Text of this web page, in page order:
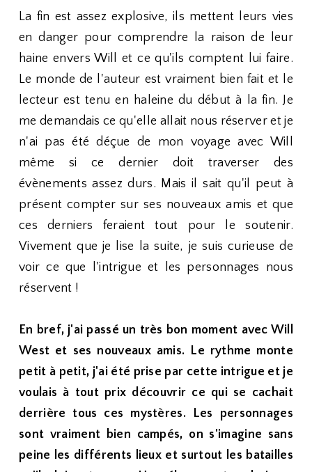
La fin est assez explosive, ils mettent leurs vies
en danger pour comprendre la raison de leur
haine envers Will et ce qu'ils comptent lui faire.
Le monde de l'auteur est vraiment bien fait et le
lecteur est tenu en haleine du début à la fin. Je
me demandais ce qu'elle allait nous réserver et je
n'ai pas été déçue de mon voyage avec Will
même si ce dernier doit traverser des
évènements assez durs. Mais il sait qu'il peut à
présent compter sur ses nouveaux amis et que
ces derniers feraient tout pour le soutenir.
Vivement que je lise la suite, je suis curieuse de
voir ce que l'intrigue et les personnages nous
réservent !
En bref, j'ai passé un très bon moment avec Will
West et ses nouveaux amis. Le rythme monte
petit à petit, j'ai été prise par cette intrigue et je
voulais à tout prix découvrir ce qui se cachait
derrière tous ces mystères. Les personnages
sont vraiment bien campés, on s'imagine sans
peine les différents lieux et surtout les batailles